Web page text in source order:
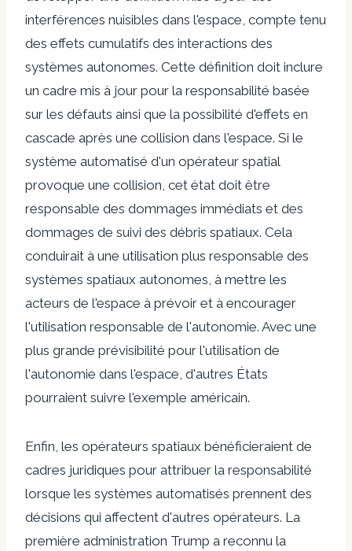
interférences nuisibles dans l'espace, compte tenu
des effets cumulatifs des interactions des
systèmes autonomes. Cette définition doit inclure
un cadre mis à jour pour la responsabilité basée
sur les défauts ainsi que la possibilité d'effets en
cascade après une collision dans l'espace. Si le
système automatisé d'un opérateur spatial
provoque une collision, cet état doit être
responsable des dommages immédiats et des
dommages de suivi des débris spatiaux. Cela
conduirait à une utilisation plus responsable des
systèmes spatiaux autonomes, à mettre les
acteurs de l'espace à prévoir et à encourager
l'utilisation responsable de l'autonomie. Avec une
plus grande prévisibilité pour l'utilisation de
l'autonomie dans l'espace, d'autres États
pourraient suivre l'exemple américain.
Enfin, les opérateurs spatiaux bénéficieraient de
cadres juridiques pour attribuer la responsabilité
lorsque les systèmes automatisés prennent des
décisions qui affectent d'autres opérateurs. La
première administration Trump a reconnu la